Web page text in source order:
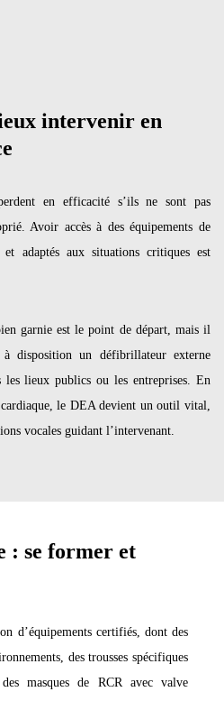
intervenir en
en efficacité s’ils ne sont pas
Avoir accès à des équipements de
adaptés aux situations critiques est
garnie est le point de départ, mais il
à disposition un défibrillateur externe
lieux publics ou les entreprises. En
le DEA devient un outil vital,
vocales guidant l’intervenant.
: se former et
d’équipements certifiés, dont des
des trousses spécifiques
masques de RCR avec valve